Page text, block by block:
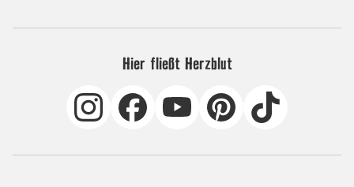
Hier fließt Herzblut